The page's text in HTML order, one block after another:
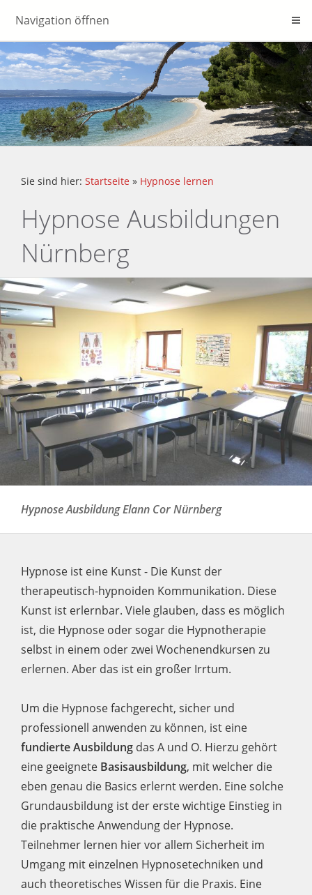
Navigation öffnen
Sie sind hier: Startseite » Hypnose lernen
Hypnose Ausbildungen
Nürnberg
Hypnose Ausbildung Elann Cor Nürnberg
Hypnose ist eine Kunst - Die Kunst der
therapeutisch-hypnoiden Kommunikation. Diese
Kunst ist erlernbar. Viele glauben, dass es möglich
ist, die Hypnose oder sogar die Hypnotherapie
selbst in einem oder zwei Wochenendkursen zu
erlernen. Aber das ist ein großer Irrtum.
Um die Hypnose fachgerecht, sicher und
professionell anwenden zu können, ist eine
fundierte Ausbildung das A und O. Hierzu gehört
eine geeignete Basisausbildung, mit welcher die
eben genau die Basics erlernt werden. Eine solche
Grundausbildung ist der erste wichtige Einstieg in
die praktische Anwendung der Hypnose.
Teilnehmer lernen hier vor allem Sicherheit im
Umgang mit einzelnen Hypnosetechniken und
auch theoretisches Wissen für die Praxis. Eine